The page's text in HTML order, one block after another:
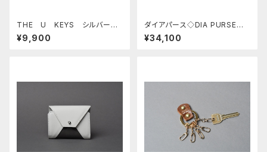
THE U KEYS シルバーグ
レー
¥9,900
ダイアパース◇DIA PURSE◇
Q カーキオーカー
¥34,100